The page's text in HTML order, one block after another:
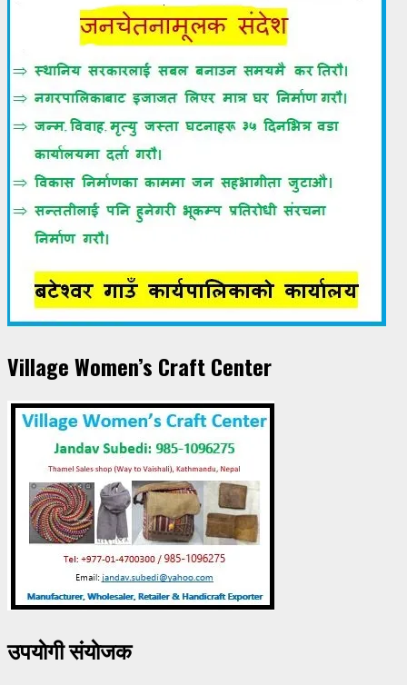
Village Women’s Craft Center
उपयाेगी संयाेजक